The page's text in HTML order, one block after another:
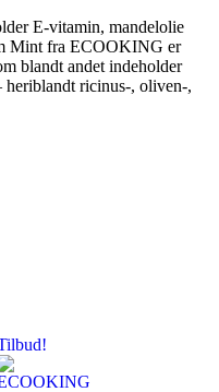
E-vitamin, mandelolie
Mint fra ECOOKING er
blandt andet indeholder
ricinus-, oliven-,